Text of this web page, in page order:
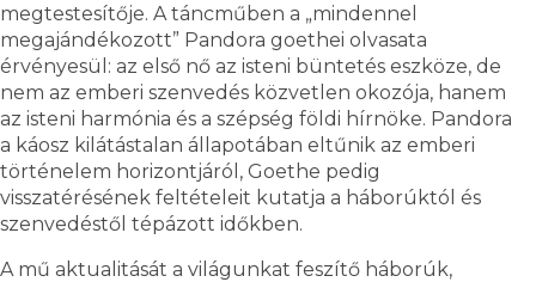
megtestesítője. A táncműben a „mindennel
megajándékozott” Pandora goethei olvasata
érvényesül: az első nő az isteni büntetés eszköze, de
nem az emberi szenvedés közvetlen okozója, hanem
az isteni harmónia és a szépség földi hírnöke. Pandora
a káosz kilátástalan állapotában eltűnik az emberi
történelem horizontjáról, Goethe pedig
visszatérésének feltételeit kutatja a háborúktól és
szenvedéstől tépázott időkben.
A mű aktualitását a világunkat feszítő háborúk,